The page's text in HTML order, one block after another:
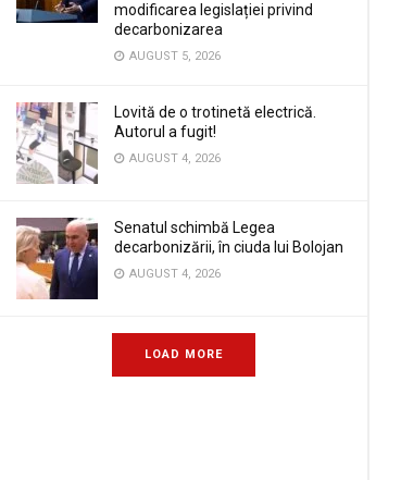
modificarea legislației privind
decarbonizarea
AUGUST 5, 2026
Lovită de o trotinetă electrică.
Autorul a fugit!
AUGUST 4, 2026
Senatul schimbă Legea
decarbonizării, în ciuda lui Bolojan
AUGUST 4, 2026
LOAD MORE